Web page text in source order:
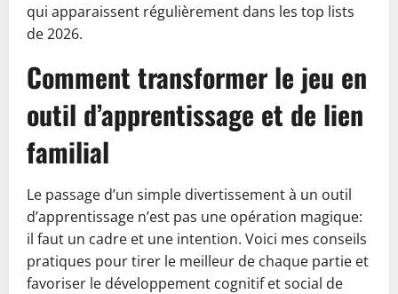
qui apparaissent régulièrement dans les top lists
de 2026.
Comment transformer le jeu en
outil d’apprentissage et de lien
familial
Le passage d’un simple divertissement à un outil
d’apprentissage n’est pas une opération magique:
il faut un cadre et une intention. Voici mes conseils
pratiques pour tirer le meilleur de chaque partie et
favoriser le développement cognitif et social de